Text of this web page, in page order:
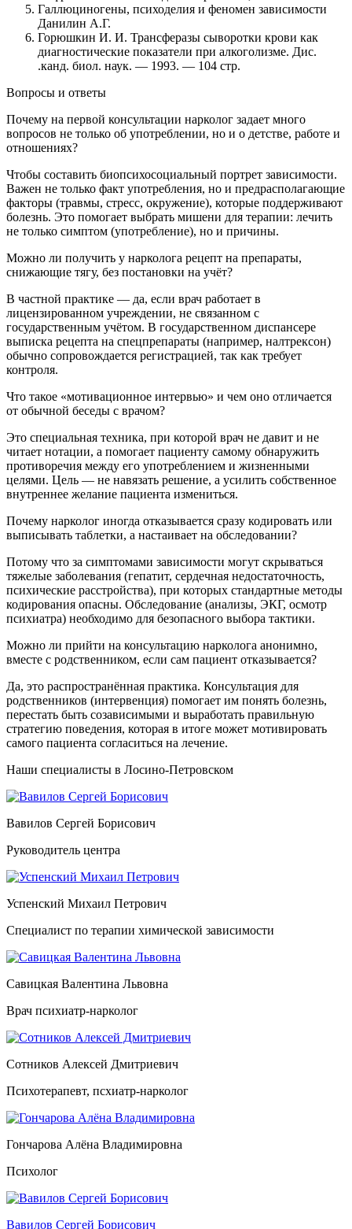
Галлюциногены, психоделия и феномен зависимости
Данилин А.Г.
Горюшкин И. И. Трансферазы сыворотки крови как
диагностические показатели при алкоголизме. Дис.
.канд. биол. наук. — 1993. — 104 стр.
Вопросы и ответы
Почему на первой консультации нарколог задает много
вопросов не только об употреблении, но и о детстве, работе и
отношениях?
Чтобы составить биопсихосоциальный портрет зависимости.
Важен не только факт употребления, но и предрасполагающие
факторы (травмы, стресс, окружение), которые поддерживают
болезнь. Это помогает выбрать мишени для терапии: лечить
не только симптом (употребление), но и причины.
Можно ли получить у нарколога рецепт на препараты,
снижающие тягу, без постановки на учёт?
В частной практике — да, если врач работает в
лицензированном учреждении, не связанном с
государственным учётом. В государственном диспансере
выписка рецепта на спецпрепараты (например, налтрексон)
обычно сопровождается регистрацией, так как требует
контроля.
Что такое «мотивационное интервью» и чем оно отличается
от обычной беседы с врачом?
Это специальная техника, при которой врач не давит и не
читает нотации, а помогает пациенту самому обнаружить
противоречия между его употреблением и жизненными
целями. Цель — не навязать решение, а усилить собственное
внутреннее желание пациента измениться.
Почему нарколог иногда отказывается сразу кодировать или
выписывать таблетки, а настаивает на обследовании?
Потому что за симптомами зависимости могут скрываться
тяжелые заболевания (гепатит, сердечная недостаточность,
психические расстройства), при которых стандартные методы
кодирования опасны. Обследование (анализы, ЭКГ, осмотр
психиатра) необходимо для безопасного выбора тактики.
Можно ли прийти на консультацию нарколога анонимно,
вместе с родственником, если сам пациент отказывается?
Да, это распространённая практика. Консультация для
родственников (интервенция) помогает им понять болезнь,
перестать быть созависимыми и выработать правильную
стратегию поведения, которая в итоге может мотивировать
самого пациента согласиться на лечение.
Наши специалисты в Лосино-Петровском
Вавилов Сергей Борисович
Руководитель центра
Успенский Михаил Петрович
Специалист по терапии химической зависимости
Савицкая Валентина Львовна
Врач психиатр-нарколог
Сотников Алексей Дмитриевич
Психотерапевт, псхиатр-нарколог
Гончарова Алёна Владимировна
Психолог
Вавилов Сергей Борисович